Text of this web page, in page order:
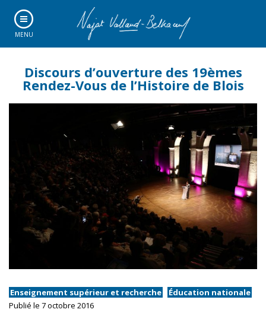
MENU
Discours d’ouverture des 19èmes
Rendez-Vous de l’Histoire de Blois
Enseignement supérieur et recherche
Éducation nationale
Publié le 7 octobre 2016